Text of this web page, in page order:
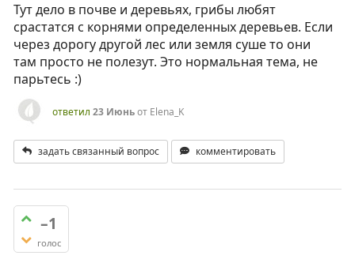
Тут дело в почве и деревьях, грибы любят
срастатся с корнями определенных деревьев. Если
через дорогу другой лес или земля суше то они
там просто не полезут. Это нормальная тема, не
парьтесь :)
ответил 23 Июньот Elena_K
задать связанный вопрос комментировать
–1
голос